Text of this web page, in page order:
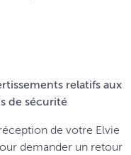
relatifs aux
de sécurité
de votre Elvie
demander un retour